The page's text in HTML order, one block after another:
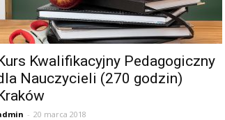
Kwalifikacyjny Pedagogiczny
Nauczycieli (270 godzin)
- 20 marca 2018